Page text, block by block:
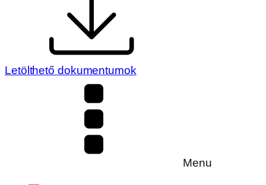
Letölthető dokumentumok
Menu